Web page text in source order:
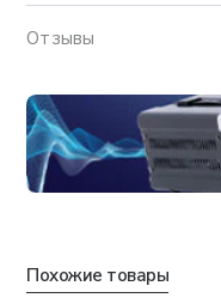
Отзывы
Похожие товары